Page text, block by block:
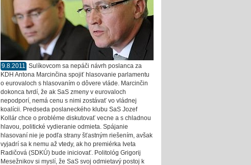
9.8.2011 Sulíkovcom sa nepáči návrh poslanca za
KDH Antona Marcinčina spojiť hlasovanie parlamentu
o eurovaloch s hlasovaním o dôvere vláde. Marcinčin
dokonca tvrdí, že ak SaS zmeny v eurovaloch
nepodporí, nemá cenu s nimi zostávať vo vládnej
koalícii. Predseda poslaneckého klubu SaS Jozef
Kollár chce o probléme diskutovať vecne a s chladnou
hlavou, politické vydieranie odmieta. Spájanie
hlasovaní nie je podľa strany šťastným riešením, avšak
vyjadrí sa k nemu až vtedy, ak ho premiérka Iveta
Radičová (SDKÚ) bude iniciovať. Politológ Grigorij
Mesežnikov si myslí, že SaS svoj odmietavý postoj k